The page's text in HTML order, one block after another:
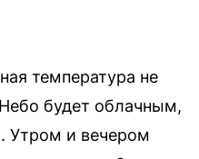
температура не
будет облачным,
Утром и вечером